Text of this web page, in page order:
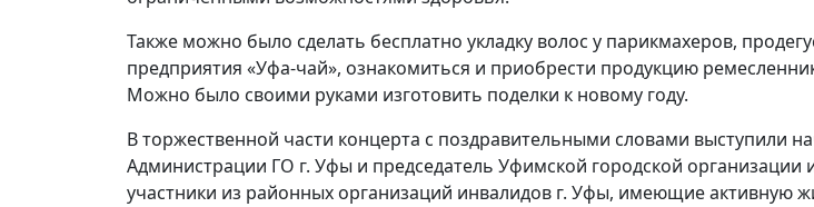
Также можно было сделать бесплатно укладку волос у парикмахеров,
предприятия «Уфа-чай», ознакомиться и приобрести продукцию
Можно было своими руками изготовить поделки к новому году.
В торжественной части концерта с поздравительными словами выступили
Администрации ГО г. Уфы и председатель Уфимской городской
участники из районных организаций инвалидов г. Уфы, имеющие активную